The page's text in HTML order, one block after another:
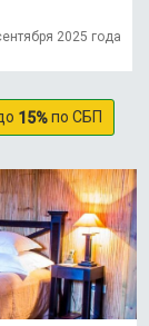
2025 года
15%по СБП